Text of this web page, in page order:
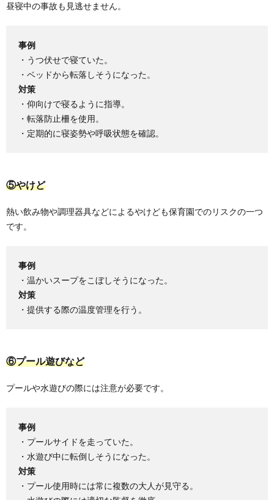
昼寝中の事故も見逃せません。
事例
・うつ伏せで寝ていた。
・ベッドから転落しそうになった。
対策
・仰向けで寝るように指導。
・転落防止柵を使用。
・定期的に寝姿勢や呼吸状態を確認。
⑤やけど
熱い飲み物や調理器具などによるやけども保育園でのリスクの一つ
です​。
事例
・温かいスープをこぼしそうになった。
対策
・提供する際の温度管理を行う。
⑥プール遊びなど
プールや水遊びの際には注意が必要です。
事例
・プールサイドを走っていた。
・水遊び中に転倒しそうになった。
対策
・プール使用時には常に複数の大人が見守る。